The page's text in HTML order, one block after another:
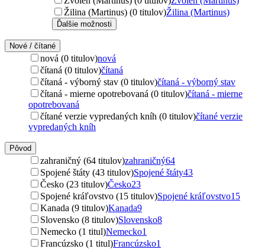
Žilina (Martinus) (0 titulov)Žilina (Martinus)
Ďalšie možnosti
Nové / čítané
nová (0 titulov)nová
čítaná (0 titulov)čítaná
čítaná - výborný stav (0 titulov)čítaná - výborný stav
čítaná - mierne opotrebovaná (0 titulov)čítaná - mierne
opotrebovaná
čítané verzie vypredaných kníh (0 titulov)čítané verzie
vypredaných kníh
Pôvod
zahraničný (64 titulov)zahraničný64
Spojené štáty (43 titulov)Spojené štáty43
Česko (23 titulov)Česko23
Spojené kráľovstvo (15 titulov)Spojené kráľovstvo15
Kanada (9 titulov)Kanada9
Slovensko (8 titulov)Slovensko8
Nemecko (1 titul)Nemecko1
Francúzsko (1 titul)Francúzsko1